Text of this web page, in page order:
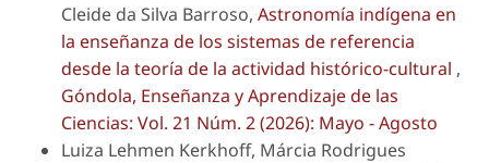
Cleide da Silva Barroso, Astronomía indígena en
la enseñanza de los sistemas de referencia
desde la teoría de la actividad histórico-cultural ,
Góndola, Enseñanza y Aprendizaje de las
Ciencias: Vol. 21 Núm. 2 (2026): Mayo - Agosto
Luiza Lehmen Kerkhoff, Márcia Rodrigues